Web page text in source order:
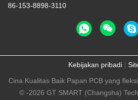
86-153-8898-3110
Kebijakan pribadi|
Cina Kualitas Baik Papan PCB yang
© -2026 GT SMART (Changsha)